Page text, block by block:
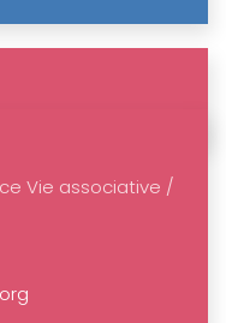
Vie associative /